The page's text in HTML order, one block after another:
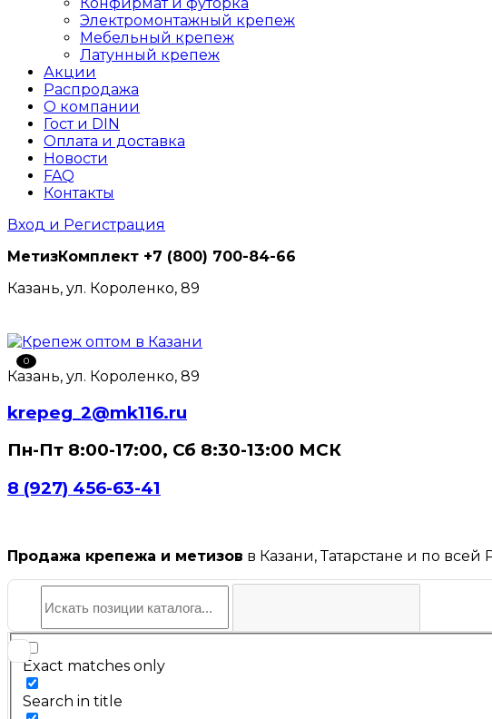
Электромонтажный крепеж
Мебельный крепеж
Латунный крепеж
Акции
Распродажа
О компании
Гост и DIN
Оплата и доставка
Новости
FAQ
Контакты
Вход и Регистрация
МетизКомплект +7 (800) 700-84-66
Казань, ул. Короленко, 89
0
Казань, ул. Короленко, 89
krepeg_2@mk116.ru
Пн-Пт 8:00-17:00, Сб 8:30-13:00 МСК
8 (927) 456-63-41
Продажа крепежа и метизов в Казани, Татарстане и по всей
Exact matches only
Search in title